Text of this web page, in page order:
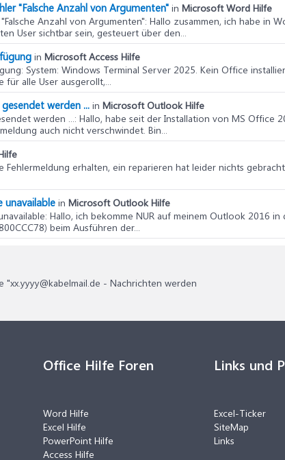
öffne dein Postfach.
Postausgangund suche die Lesebestätigungen.
aus und lösche sie direkt.
:
zu vermeiden, kannst du Lesebestätigungen in Outlook
Datei > Optionen > E-Mail.
Verlaufund deaktiviere die Option für Lesebestätigungen.
"Falsche Anzahl von Argumenten" in Microsoft Word Hilfe
Anzahl von Argumenten": Hallo zusammen, ich habe in
User sichtbar sein, gesteuert über den...
in Microsoft Access Hilfe
: System: Windows Terminal Server 2025. Kein Office
für alle User ausgerollt,...
werden ... in Microsoft Outlook Hilfe
werden ...: Hallo, habe seit der Installation von MS Office
auch nicht verschwindet. Bin...
Fehlermeldung erhalten, ein reparieren hat leider nichts
unavailable in Microsoft Outlook Hilfe
: Hallo, ich bekomme NUR auf meinem Outlook 2016
beim Ausführen der...
- Nachrichten werden
Office Hilfe Foren
Word Hilfe
Excel Hilfe
PowerPoint Hilfe
Access Hilfe
Links und
Excel-Ticker
SiteMap
Links